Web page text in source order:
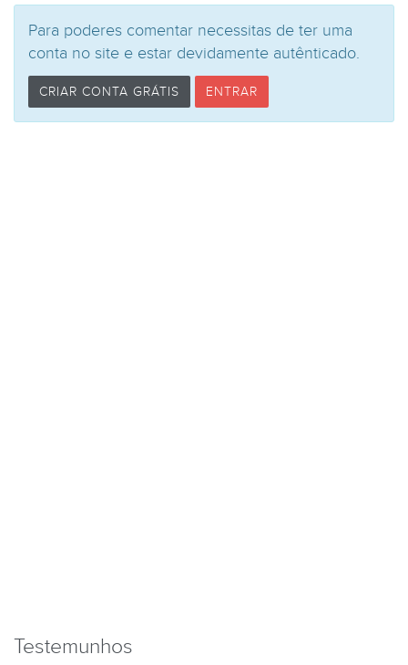
Para poderes comentar necessitas de ter uma
conta no site e estar devidamente autênticado.
CRIAR CONTA GRÁTIS ENTRAR
Testemunhos